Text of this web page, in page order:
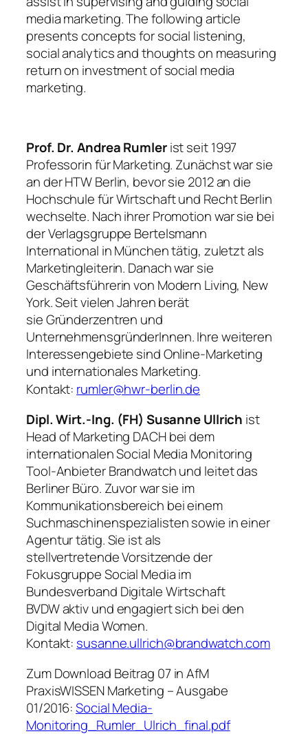
media marketing. The following article
presents concepts for social listening,
social analytics and thoughts on measuring
return on investment of social media
marketing.
Prof. Dr. Andrea Rumlerist seit 1997
Professorin für Marketing. Zunächst war sie
an der HTW Berlin, bevor sie 2012 an die
Hochschule für Wirtschaft und Recht Berlin
wechselte. Nach ihrer Promotion war sie bei
der Verlagsgruppe Bertelsmann
International in München tätig, zuletzt als
Marketingleiterin. Danach war sie
Geschäftsführerin von Modern Living, New
York. Seit vielen Jahren berät
sie Gründerzentren und
UnternehmensgründerInnen. Ihre weiteren
Interessengebiete sind Online-Marketing
und internationales Marketing.
Kontakt: rumler@hwr-berlin.de
Dipl. Wirt.-Ing. (FH) Susanne Ullrich ist
Head of Marketing DACH bei dem
internationalen Social Media Monitoring
Tool-Anbieter Brandwatch und leitet das
Berliner Büro. Zuvor war sie im
Kommunikationsbereich bei einem
Suchmaschinenspezialisten sowie in einer
Agentur tätig. Sie ist als
stellvertretende Vorsitzende der
Fokusgruppe Social Media im
Bundesverband Digitale Wirtschaft
BVDW aktiv und engagiert sich bei den
Digital Media Women.
Kontakt: susanne.ullrich@brandwatch.com
Zum Download Beitrag 07 inAfM
PraxisWISSEN Marketing – Ausgabe
01/2016:Social Media-
Monitoring_Rumler_Ulrich_final.pdf